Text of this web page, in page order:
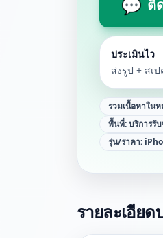
💬 ติ
ประเมินไว
ส่งรูป + สเ
รวมเนื้อหาใน
พื้นที่:บริการรั
รุ่น/ราคา:
รายละเอียด